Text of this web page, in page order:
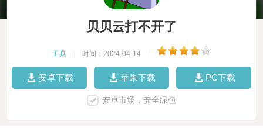
贝贝云打不开了
工具 时间：2024-04-14
安卓下载 苹果下载 PC下载
安卓市场，安全绿色